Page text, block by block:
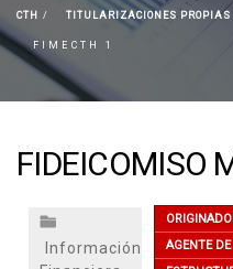
CTH TITULARIZACIONES PROPIAS
FIMECTH 1
FIDEICOMISO